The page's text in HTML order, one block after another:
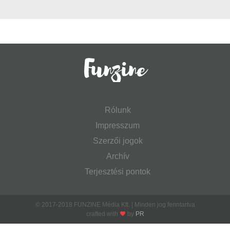
Rólunk
Impresszum
Szerzői jogok
Archív
Terjesztési pontok
© 2017-2018 FUNZINE Média Kft. | Minden jog fenntartva
crafted with
by PR